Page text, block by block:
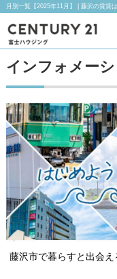
月別一覧【2025年11月】 | 藤沢の賃貸
インフォメー
藤沢市で暮らすと出会